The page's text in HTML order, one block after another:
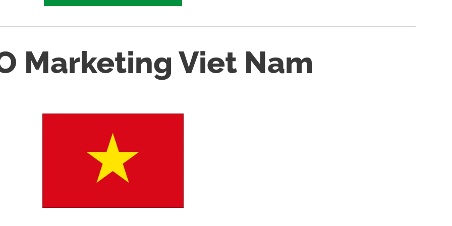
Marketing Viet Nam